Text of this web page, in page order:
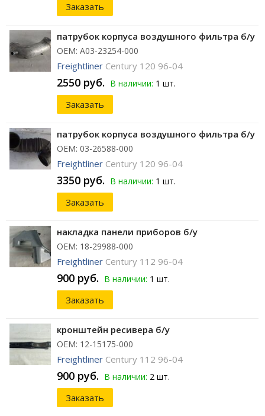
Заказать
патрубок корпуса воздушного фильтра б/у
ОЕМ: A03-23254-000
Freightliner Century 120 96-04
2550 руб. В наличии: 1 шт.
Заказать
патрубок корпуса воздушного фильтра б/у
ОЕМ: 03-26588-000
Freightliner Century 120 96-04
3350 руб. В наличии: 1 шт.
Заказать
накладка панели приборов б/у
ОЕМ: 18-29988-000
Freightliner Century 112 96-04
900 руб. В наличии: 1 шт.
Заказать
кронштейн ресивера б/у
ОЕМ: 12-15175-000
Freightliner Century 112 96-04
900 руб. В наличии: 2 шт.
Заказать